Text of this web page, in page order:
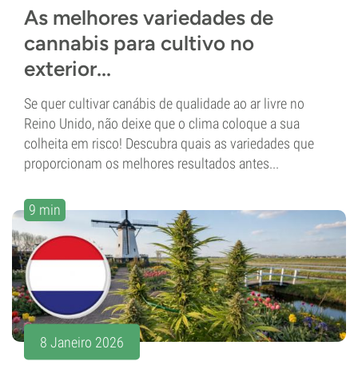
As melhores variedades de
cannabis para cultivo no
exterior...
Se quer cultivar canábis de qualidade ao ar livre no
Reino Unido, não deixe que o clima coloque a sua
colheita em risco! Descubra quais as variedades que
proporcionam os melhores resultados antes...
9 min
8 Janeiro 2026